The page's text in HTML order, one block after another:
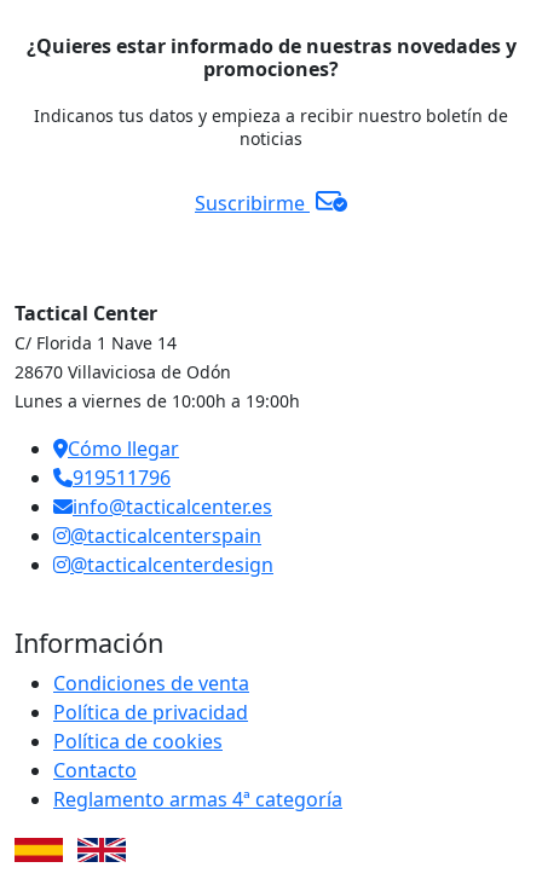
¿Quieres estar informado de nuestras novedades y
promociones?
Indicanos tus datos y empieza a recibir nuestro boletín de
noticias
Suscribirme
Tactical Center
C/ Florida 1 Nave 14
28670 Villaviciosa de Odón
Lunes a viernes de 10:00h a 19:00h
Cómo llegar
919511796
info@tacticalcenter.es
@tacticalcenterspain
@tacticalcenterdesign
Información
Condiciones de venta
Política de privacidad
Política de cookies
Contacto
Reglamento armas 4ª categoría